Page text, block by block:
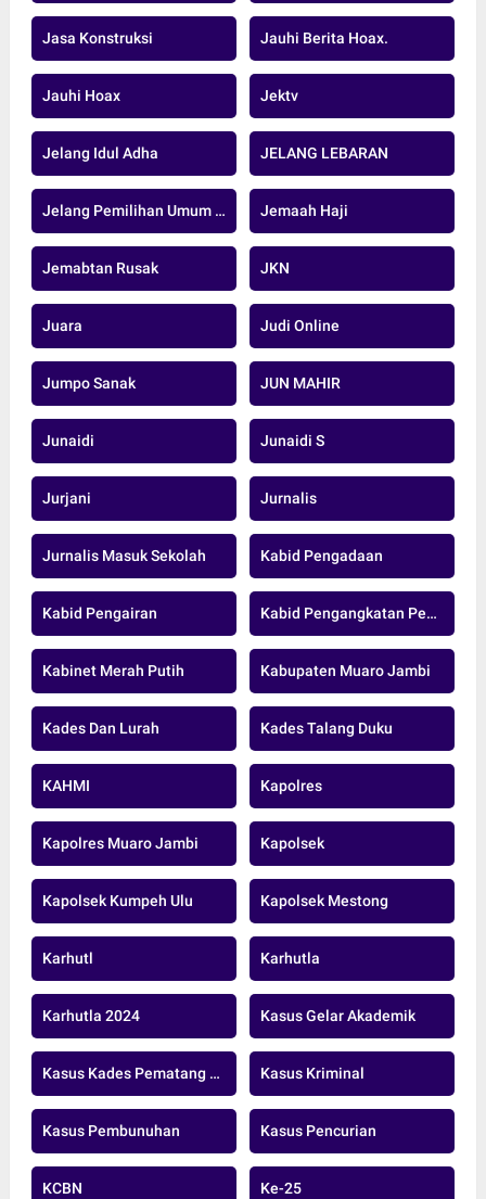
Jasa Konstruksi Jauhi Berita Hoax.
Jauhi Hoax Jektv
Jelang Idul Adha JELANG LEBARAN
Jelang Pemilihan Umum Serentak 2024 Jemaah Haji
Jemabtan Rusak JKN
Juara Judi Online
Jumpo Sanak JUN MAHIR
Junaidi Junaidi S
Jurjani Jurnalis
Jurnalis Masuk Sekolah Kabid Pengadaan
Kabid Pengairan Kabid Pengangkatan Pegawai Pensiun Dan Data ASN BKD MUARO JAMBI.
Kabinet Merah Putih Kabupaten Muaro Jambi
Kades Dan Lurah Kades Talang Duku
KAHMI Kapolres
Kapolres Muaro Jambi Kapolsek
Kapolsek Kumpeh Ulu Kapolsek Mestong
Karhutl Karhutla
Karhutla 2024 Kasus Gelar Akademik
Kasus Kades Pematang Raman Kasus Kriminal
Kasus Pembunuhan Kasus Pencurian
KCBN Ke-25